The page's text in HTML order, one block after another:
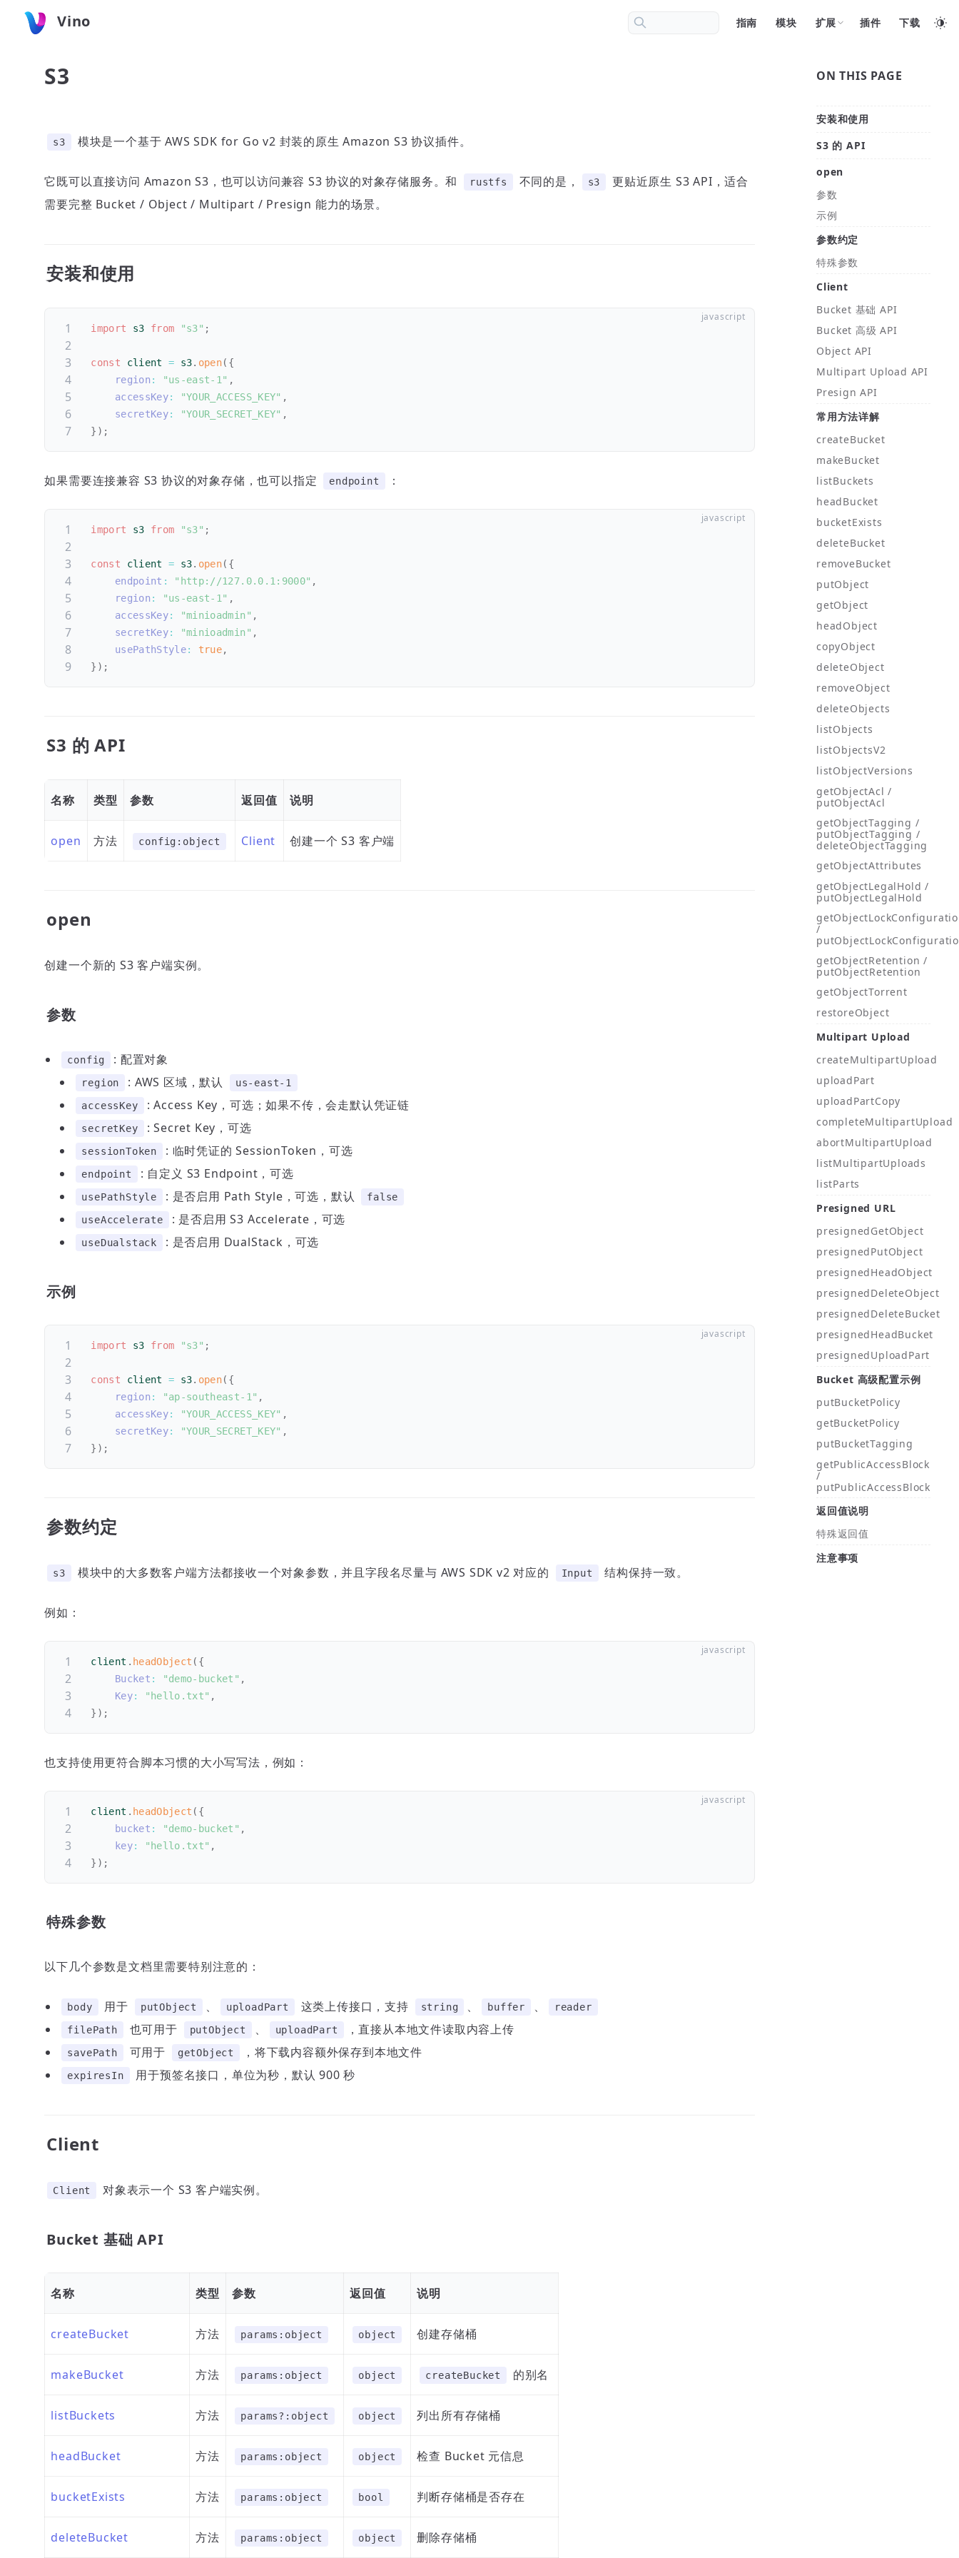
Vino 指南 模块 扩展 插件 下载
S3
s3 模块是一个基于 AWS SDK for Go v2 封装的原生 Amazon S3 协议插件。
它既可以直接访问 Amazon S3，也可以访问兼容 S3 协议的对象存储服务。和 rustfs 不同的是， s3
更贴近原生 S3 API，适合
需要完整 Bucket / Object / Multipart / Presign 能力的场景。
安装和使用
import s3 from "s3" ;
const client = s3. open( {
region : "us-east-1" ,
accessKey: "YOUR_ACCESS_KEY" ,
secretKey: "YOUR_SECRET_KEY" ,
} ) ;
如果需要连接兼容 S3 协议的对象存储，也可以指定 endpoint ：
import s3 from "s3" ;
const client = s3. open( {
endpoint : "http://127.0.0.1:9000" ,
region : "us-east-1" ,
accessKey: "minioadmin" ,
secretKey: "minioadmin" ,
usePathStyle: true,
} ) ;
S3 的 API
名称 类型 参数 返回值 说明
open 方法 config:object Client 创建一个 S3 客户端
open
创建一个新的 S3 客户端实例。
参数
config : 配置对象
region : AWS 区域，默认
us-east-1
accessKey
: Access Key，可选；如果不传，会走默认凭证链
secretKey : Secret Key，可选
sessionToken : 临时凭证的 SessionToken，可选
endpoint : 自定义 S3 Endpoint，可选
usePathStyle : 是否启用 Path Style，可选，默认
false
useAccelerate
: 是否启用 S3 Accelerate，可选
useDualstack : 是否启用 DualStack，可选
示例
import s3 from "s3" ;
const client = s3. open( {
region : "ap-southeast-1" ,
accessKey: "YOUR_ACCESS_KEY" ,
secretKey: "YOUR_SECRET_KEY" ,
} ) ;
参数约定
s3 模块中的大多数客户端方法都接收一个对象参数，并且字段名尽量与 AWS SDK v2 对应的 Input 结构保持一致。
例如：
client . headObject ( {
Bucket : "demo-bucket" ,
Key: "hello.txt" ,
} ) ;
也支持使用更符合脚本习惯的大小写写法，例如：
client . headObject ( {
bucket : "demo-bucket" ,
key: "hello.txt" ,
} ) ;
特殊参数
以下几个参数是文档里需要特别注意的：
body 用于 putObject 、 uploadPart 这类上传接口，支持 string 、 buffer 、
reader
filePath
也可用于 putObject 、 uploadPart ，直接从本地文件读取内容上传
savePath 可用于 getObject ，将下载内容额外保存到本地文件
expiresIn 用于预签名接口，单位为秒，默认 900 秒
Client
Client 对象表示一个 S3 客户端实例。
Bucket 基础 API
名称 类型 参数 返回值 说明
createBucket 方法 params:object object 创建存储桶
makeBucket 方法 params:object object createBucket 的别名
listBuckets 方法 params?:object object 列出所有存储桶
headBucket 方法 params:object object 检查 Bucket 元信息
bucketExists 方法 params:object bool 判断存储桶是否存在
deleteBucket 方法 params:object object 删除存储桶
ON THIS PAGE
安装和使用
S3 的 API
open
参数
示例
参数约定
特殊参数
Client
Bucket 基础 API
Bucket 高级 API
Object API
Multipart Upload API
Presign API
常用方法详解
createBucket
makeBucket
listBuckets
headBucket
bucketExists
deleteBucket
removeBucket
putObject
getObject
headObject
copyObject
deleteObject
removeObject
deleteObjects
listObjects
listObjectsV2
listObjectVersions
getObjectAcl /
putObjectAcl
getObjectTagging /
putObjectTagging /
deleteObjectTagging
getObjectAttributes
getObjectLegalHold /
putObjectLegalHold
/
getObjectRetention /
putObjectRetention
getObjectTorrent
restoreObject
Multipart Upload
createMultipartUpload
uploadPart
uploadPartCopy
completeMultipartUpload
abortMultipartUpload
listMultipartUploads
listParts
Presigned URL
presignedGetObject
presignedPutObject
presignedHeadObject
presignedDeleteObject
presignedDeleteBucket
presignedHeadBucket
presignedUploadPart
Bucket 高级配置示例
putBucketPolicy
getBucketPolicy
putBucketTagging
getPublicAccessBlock
/
putPublicAccessBlock
返回值说明
特殊返回值
注意事项